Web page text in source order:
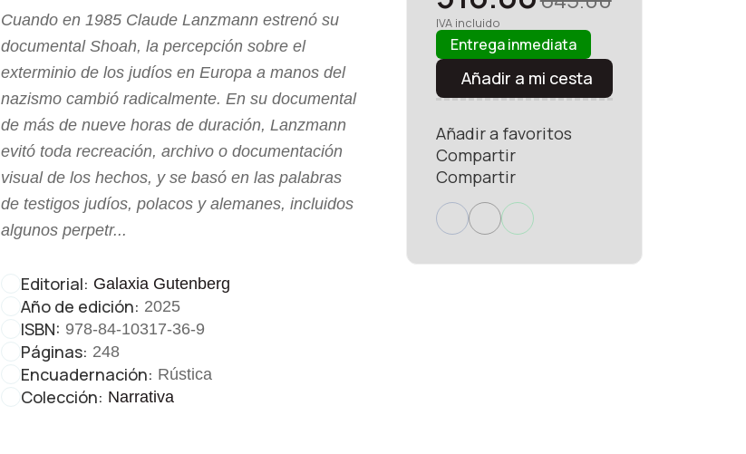
Cuando en 1985 Claude Lanzmann estrenó su
documental Shoah, la percepción sobre el
exterminio de los judíos en Europa a manos del
nazismo cambió radicalmente. En su documental
de más de nueve horas de duración, Lanzmann
evitó toda recreación, archivo o documentación
visual de los hechos, y se basó en las palabras
de testigos judíos, polacos y alemanes, incluidos
algunos perpetr...
Editorial: Galaxia Gutenberg
Año de edición: 2025
ISBN: 978-84-10317-36-9
Páginas: 248
Encuadernación: Rústica
Colección: Narrativa
IVA incluido
Entrega inmediata
Añadir a mi cesta
Añadir a favoritos
Compartir
Compartir